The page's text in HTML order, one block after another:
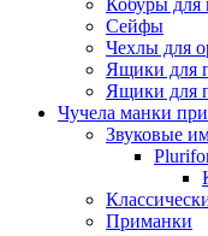
Кобуры для
Сейфы
Чехлы для
Ящики для
Ящики для
Чучела манки
Звуковые
Приманки